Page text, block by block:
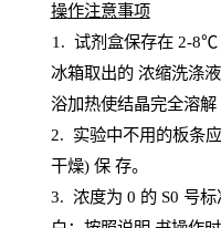
操作注意事项
1. 试剂盒保存在 2-8℃
冰箱取出的 浓缩洗涤
浴加热使结晶完全溶解
2. 实验中不用的板条
干燥) 保 存。
3. 浓度为 0 的 S0 号标